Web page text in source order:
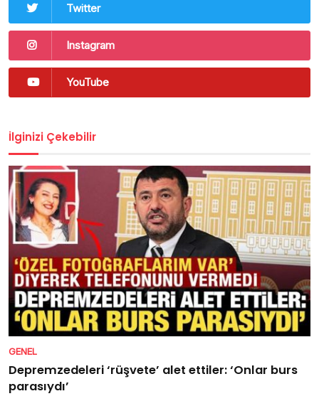
Twitter
Instagram
YouTube
İlginizi Çekebilir
GENEL
Depremzedeleri ‘rüşvete’ alet ettiler: ‘Onlar burs
parasıydı’